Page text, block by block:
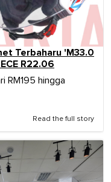
Terbaharu 'M33.0
R22.06
RM195 hingga
Read the full story